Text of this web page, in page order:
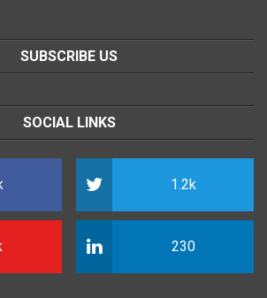
SUBSCRIBE US
SOCIAL LINKS
1.2k
230